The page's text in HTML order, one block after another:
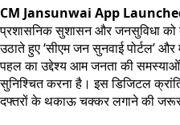
CM Jansunwai App
प्रशासनिक सुशासन और जनसुविधा को
उठाते हुए ‘सीएम जन सुनवाई पोर्टल’
पहल का उद्देश्य आम जनता की समस्याओं
सुनिश्चित करना है। इस डिजिटल
दफ्तरों के थकाऊ चक्कर लगाने की